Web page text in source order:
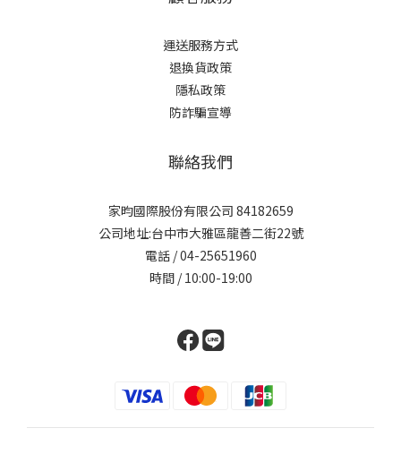
運送服務方式
退換貨政策
隱私政策
防詐騙宣導
聯絡我們
家昀國際股份有限公司 84182659
公司地址:台中市大雅區龍善二街22號
電話 / 04-25651960
時間 / 10:00-19:00